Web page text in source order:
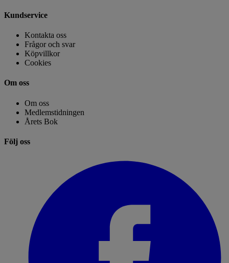
Kundservice
Kontakta oss
Frågor och svar
Köpvillkor
Cookies
Om oss
Om oss
Medlemstidningen
Årets Bok
Följ oss